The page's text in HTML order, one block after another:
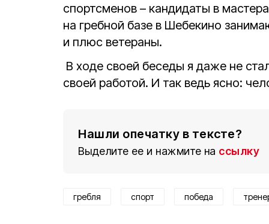
спортсменов – кандидаты в
на гребной базе в Шебекино
и плюс ветераны.
В ходе своей беседы я даже не
своей работой. И так ведь ясно:
Нашли опечатку в тексте?
Выделите ее и нажмите на ссылку
гребля спорт победа